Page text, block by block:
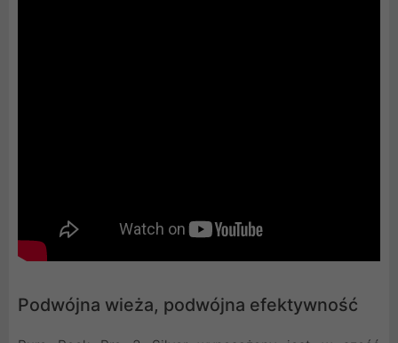
Podwójna wieża, podwójna efektywność